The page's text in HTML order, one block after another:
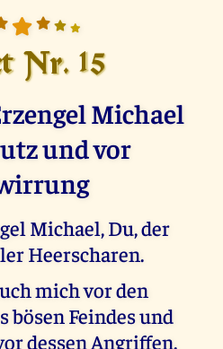
Nr. 15
Michael
und vor
Michael, Du, der
Heerscharen.
mich vor den
bösen Feindes und
dessen Angriffen.